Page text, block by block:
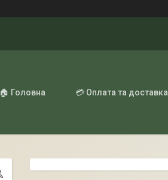
🏠 Головна 💳 Оплата та доставка